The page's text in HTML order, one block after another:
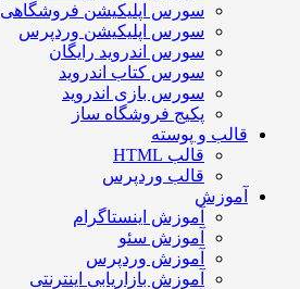
سورس اپلیکیشن فروشگاهی
سورس اپلیکیشن وردپرس
سورس اندروید رایگان
سورس کتاب اندروید
سورس بازی اندروید
پکیج فروشگاه ساز
قالب و پوسته
قالب HTML
قالب وردپرس
آموزش
آموزش اینستاگرام
آموزش سئو
آموزش وردپرس
آموزش بازاریابی اینترنتی